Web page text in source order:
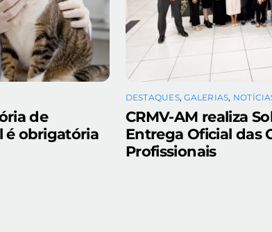
de
é obrigatória
DESTAQUES,GALERIAS,
CRMV-AM realiza
Entrega Oficial das
Profissionais